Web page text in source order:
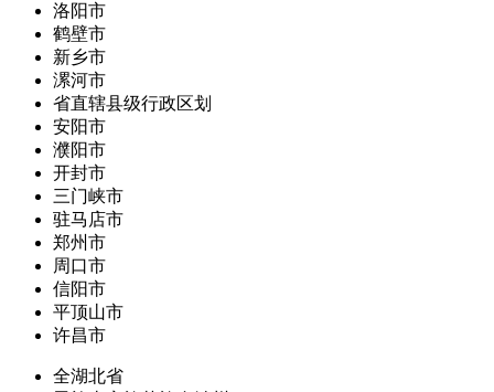
洛阳市
鹤壁市
新乡市
漯河市
省直辖县级行政区划
安阳市
濮阳市
开封市
三门峡市
驻马店市
郑州市
周口市
信阳市
平顶山市
许昌市
全湖北省